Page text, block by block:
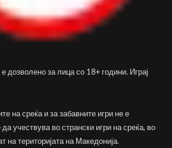
дозволено за лица со 18+ години. Играј
на среќа и за забавните игри не е
учествува во странски игри на среќа, во
на територијата на Македонија.